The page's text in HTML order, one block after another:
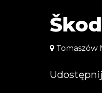
Tomaszów